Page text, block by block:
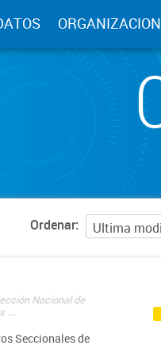
Ordenar
Nacional de
...
Seccionales de